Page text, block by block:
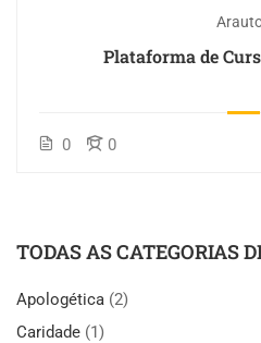
Plataforma de
0 0
TODAS AS CATEGORIAS
Apologética (2)
Caridade (1)